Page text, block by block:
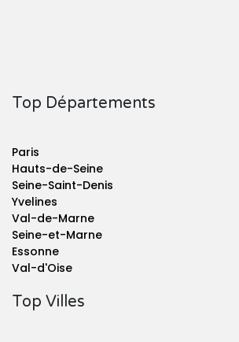
Top Départements
Paris
Hauts-de-Seine
Seine-Saint-Denis
Yvelines
Val-de-Marne
Seine-et-Marne
Essonne
Val-d'Oise
Top Villes